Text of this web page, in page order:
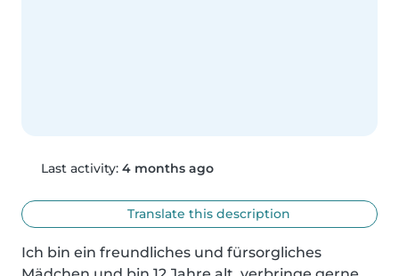
Last activity: 4 months ago
Translate this description
Ich bin ein freundliches und fürsorgliches